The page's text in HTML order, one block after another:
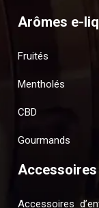
Arômes e-
Fruités
Mentholés
CBD
Gourmands
Accessoires
Accessoires